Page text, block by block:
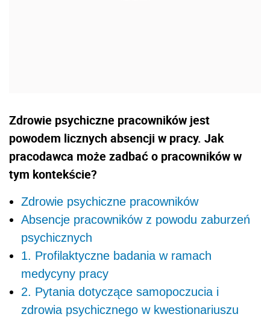
Zdrowie psychiczne pracowników jest
powodem licznych absencji w pracy. Jak
pracodawca może zadbać o pracowników w
tym kontekście?
Zdrowie psychiczne pracowników
Absencje pracowników z powodu zaburzeń
psychicznych
1. Profilaktyczne badania w ramach
medycyny pracy
2. Pytania dotyczące samopoczucia i
zdrowia psychicznego w kwestionariuszu